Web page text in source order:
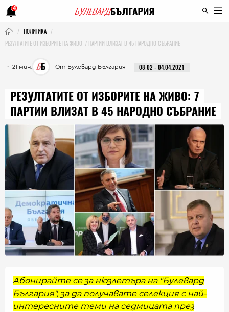
4
ПОЛИТИКА
РЕЗУЛТАТИТЕ ОТ ИЗБОРИТЕ НА ЖИВО: 7 ПАРТИИ ВЛИЗАТ В 45 НАРОДНО СЪБРАНИЕ
・ 21 мин. От Булевард България 08:02 - 04.04.2021
РЕЗУЛТАТИТЕ ОТ ИЗБОРИТЕ НА ЖИВО: 7
ПАРТИИ ВЛИЗАТ В 45 НАРОДНО СЪБРАНИЕ
Абонирайте се за нюзлетъра на "Булевард
България", за да получавате селекция с най-
интересните теми на седмицата през